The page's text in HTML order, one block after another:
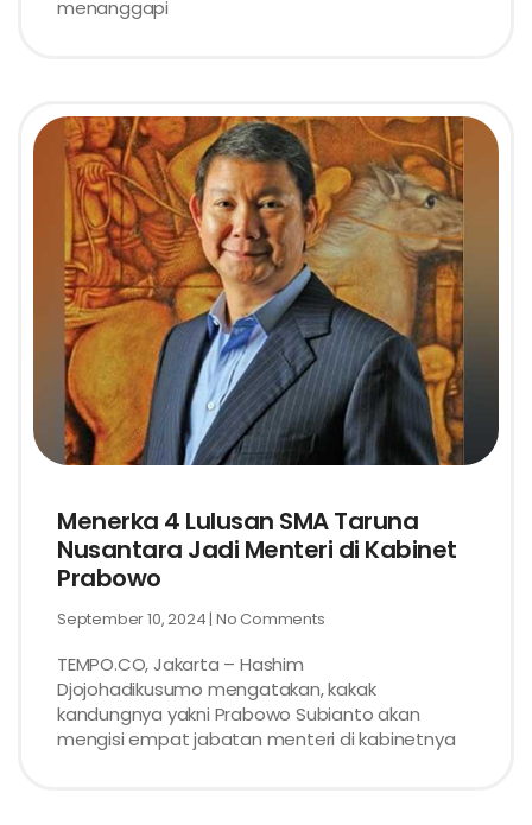
menanggapi
Menerka 4 Lulusan SMA Taruna
Nusantara Jadi Menteri di Kabinet
Prabowo
September 10, 2024 No Comments
TEMPO.CO, Jakarta – Hashim
Djojohadikusumo mengatakan, kakak
kandungnya yakni Prabowo Subianto akan
mengisi empat jabatan menteri di kabinetnya